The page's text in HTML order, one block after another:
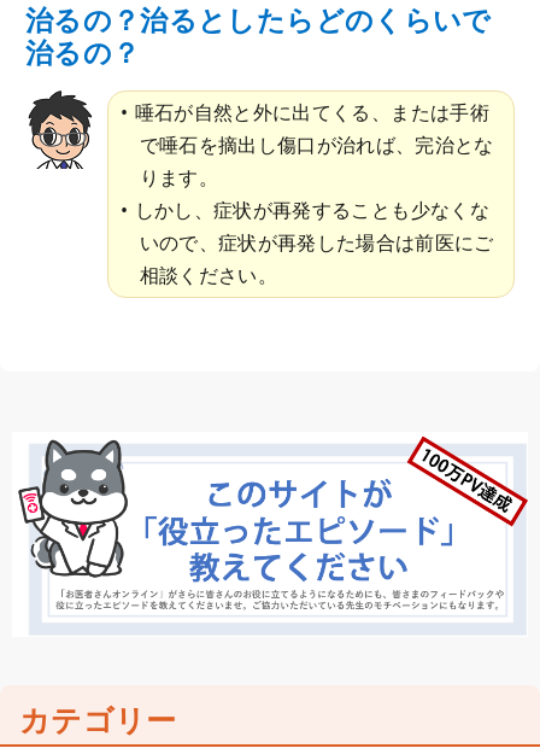
治るの？治るとしたらどのくらいで
治るの？
唾石が自然と外に出てくる、または手術
で唾石を摘出し傷口が治れば、完治とな
ります。
しかし、症状が再発することも少なくな
いので、症状が再発した場合は前医にご
相談ください。
カテゴリー